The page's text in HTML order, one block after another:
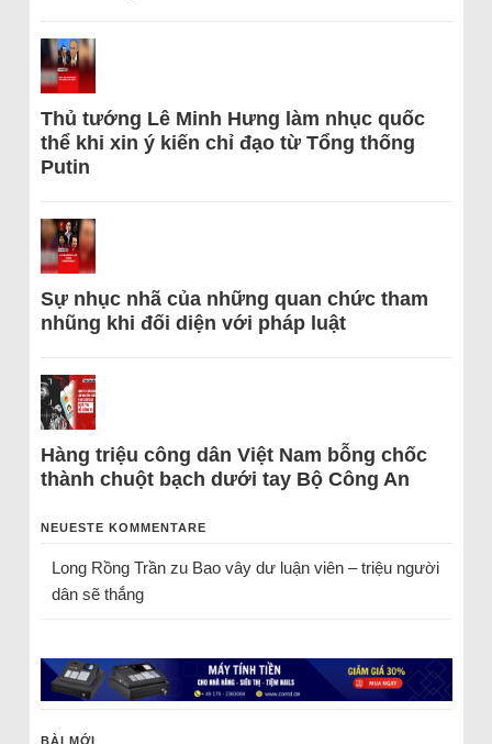
Thủ tướng Lê Minh Hưng làm nhục quốc
thể khi xin ý kiến chỉ đạo từ Tổng thống
Putin
Sự nhục nhã của những quan chức tham
nhũng khi đối diện với pháp luật
Hàng triệu công dân Việt Nam bỗng chốc
thành chuột bạch dưới tay Bộ Công An
NEUESTE KOMMENTARE
Long Rồng Trầnzu Bao vây dư luận viên – triệu người
dân sẽ thắng
BÀI MỚI